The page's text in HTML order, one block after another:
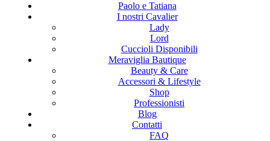
Paolo e Tatiana
I nostri Cavalier
Lady
Lord
Cuccioli Disponibili
Meraviglia Bautique
Beauty & Care
Accessori & Lifestyle
Shop
Professionisti
Blog
Contatti
FAQ